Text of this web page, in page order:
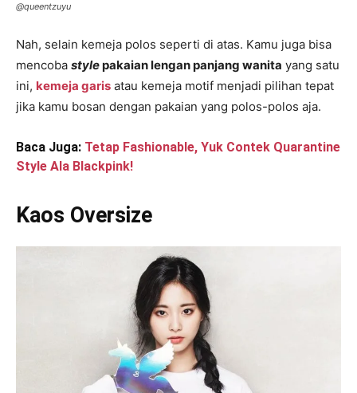
@queentzuyu
Nah, selain kemeja polos seperti di atas. Kamu juga bisa
mencoba stylepakaian lengan panjang wanita yang satu
ini, kemeja garis atau kemeja motif menjadi pilihan tepat
jika kamu bosan dengan pakaian yang polos-polos aja.
Baca Juga: Tetap Fashionable, Yuk Contek Quarantine
Style Ala Blackpink!
Kaos Oversize